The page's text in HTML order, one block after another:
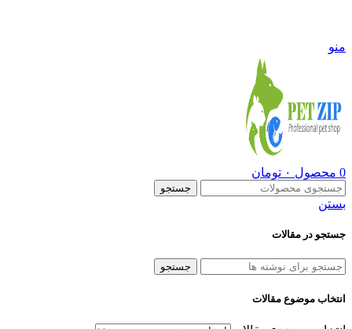
منو
0 محصول ۰ تومان
جستجو
بستن
جستجو در مقالات
جستجو
انتخاب موضوع مقالات